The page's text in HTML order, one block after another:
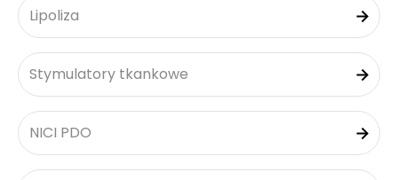
Lipoliza
Stymulatory tkankowe
NICI PDO